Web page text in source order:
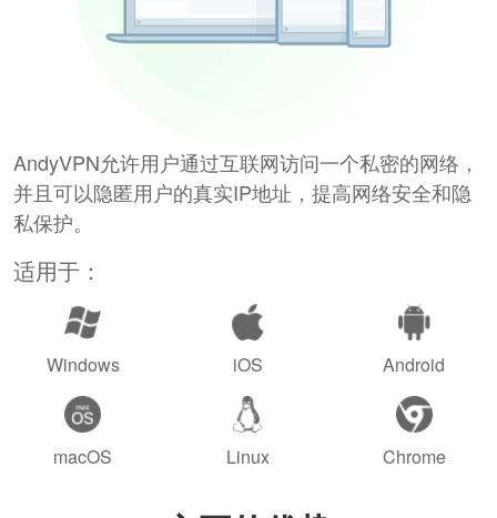
AndyVPN允许用户通过互联网访问一个私密的网络，
并且可以隐匿用户的真实IP地址，提高网络安全和隐
私保护。
适用于：
Windows iOS Android
macOS Linux Chrome